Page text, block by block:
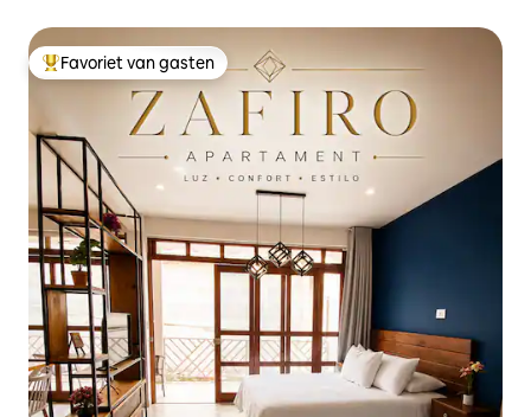
Topfavoriet van gasten
Favoriet van gasten